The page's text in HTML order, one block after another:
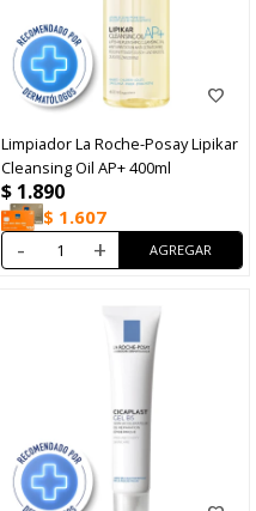
Limpiador La Roche-Posay Lipikar
Cleansing Oil AP+ 400ml
$ 1.890
$ 1.607
- +